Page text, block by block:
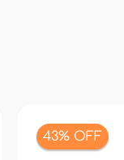
43% OFF